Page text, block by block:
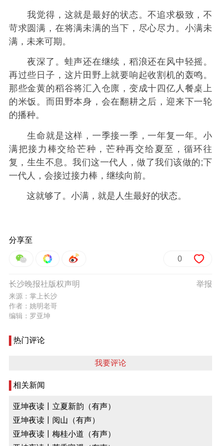
我觉得，这就是最好的状态。不追求极致，不
苛求圆满，在将满未满的当下，尽心尽力。小满未
满，未来可期。
夜深了。蛙声还在继续，稻浪还在风中轻摇。
再过些日子，这片田野上就要响起收割机的轰鸣。
那些金黄的稻谷将汇入仓廪，变成十四亿人餐桌上
的米饭。而田野本身，会在翻耕之后，迎来下一轮
的播种。
生命就是这样，一季接一季，一年复一年。小
满把接力棒交给芒种，芒种再交给夏至，循环往
复，生生不息。我们这一代人，做了我们该做的;下
一代人，会接过接力棒，继续向前。
这就够了。小满，就是人生最好的状态。
分享至
0
举报
长沙晚报社版权声明
来源：掌上长沙
作者：姚明老哥
编辑：罗亚坤
热门评论
我要评论
相关新闻
亚坤夜读丨立夏新韵（有声）
亚坤夜读丨阅山（有声）
亚坤夜读丨梅桂小道（有声）